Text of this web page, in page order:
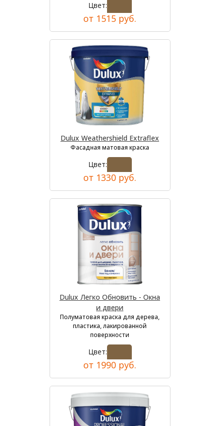
Цвет:
от 1515 руб.
Dulux Weathershield Extraflex
Фасадная матовая краска
Цвет:
от 1330 руб.
Dulux Легко Обновить - Окна
и двери
Полуматовая краска для дерева,
пластика, лакированной
поверхности
Цвет:
от 1990 руб.